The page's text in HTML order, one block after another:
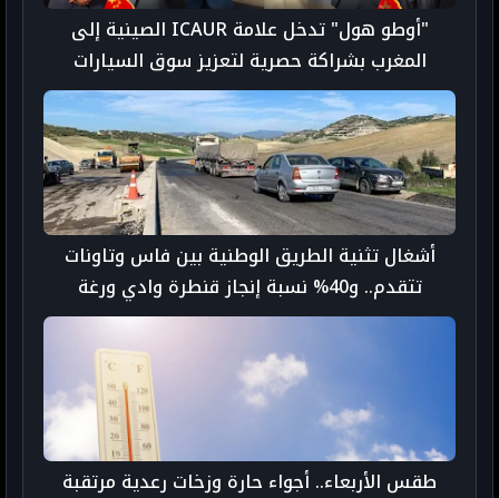
"أوطو هول" تدخل علامة ICAUR الصينية إلى
المغرب بشراكة حصرية لتعزيز سوق السيارات
الكهربائية
أشغال تثنية الطريق الوطنية بين فاس وتاونات
تتقدم.. و40% نسبة إنجاز قنطرة وادي ورغة
طقس الأربعاء.. أجواء حارة وزخات رعدية مرتقبة